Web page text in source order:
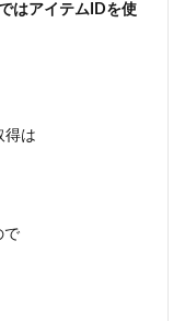
はアイテムIDを使
得は
で